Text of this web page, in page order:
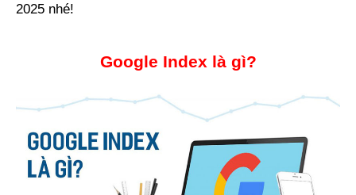
2025 nhé!
Google Index là gì?